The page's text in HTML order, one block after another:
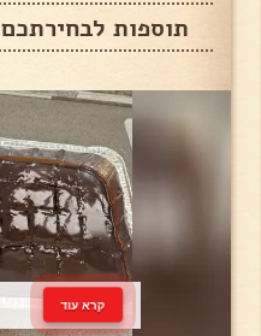
תוספות לבחירתכם
קרא עוד